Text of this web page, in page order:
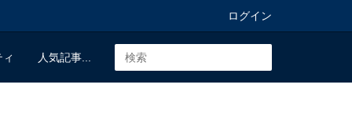
ログイン
人気記事...